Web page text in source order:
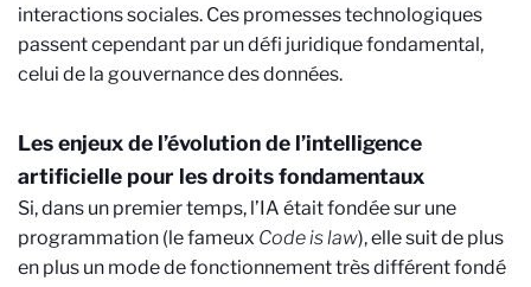
interactions sociales. Ces promesses technologiques
passent cependant par un défi juridique fondamental,
celui de la gouvernance des données.
Les enjeux de l’évolution de l’intelligence
artificielle pour les droits fondamentaux
Si, dans un premier temps, l’IA était fondée sur une
programmation (le fameux Code is law), elle suit de plus
en plus un mode de fonctionnement très différent fondé